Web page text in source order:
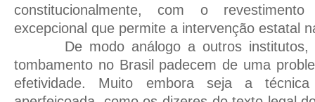
constitucionalmente, com o
excepcional que permite a intervenção estatal
De modo análogo a outros
tombamento no Brasil padecem de uma
efetividade. Muito embora seja a técnica